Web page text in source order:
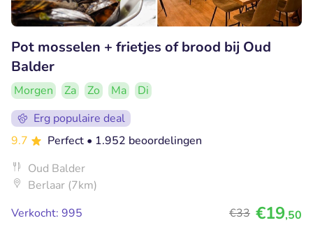
Pot mosselen + frietjes of brood bij Oud
Balder
Morgen Za Zo Ma
Di
Erg populaire deal
9.7
Perfect • 1.952 beoordelingen
Oud Balder
Berlaar (7km)
Verkocht: 995
€33 €19,50